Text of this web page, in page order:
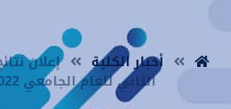
أخبار الكلية إعلان
الثاني للعام الجامعي 2022-2023 م